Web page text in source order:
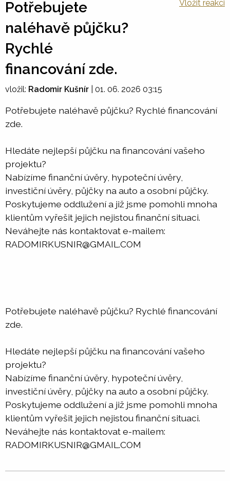
Potřebujete
naléhavě půjčku?
Rychlé
financování zde.
Vložit reakci
vložil: Radomir Kušnír 01. 06. 2026 03:15
Potřebujete naléhavě půjčku? Rychlé financování
zde.
Hledáte nejlepší půjčku na financování vašeho
projektu?
Nabízíme finanční úvěry, hypoteční úvěry,
investiční úvěry, půjčky na auto a osobní půjčky.
Poskytujeme oddlužení a již jsme pomohli mnoha
klientům vyřešit jejich nejistou finanční situaci.
Neváhejte nás kontaktovat e-mailem:
RADOMIRKUSNIR@GMAIL.COM
Potřebujete naléhavě půjčku? Rychlé financování
zde.
Hledáte nejlepší půjčku na financování vašeho
projektu?
Nabízíme finanční úvěry, hypoteční úvěry,
investiční úvěry, půjčky na auto a osobní půjčky.
Poskytujeme oddlužení a již jsme pomohli mnoha
klientům vyřešit jejich nejistou finanční situaci.
Neváhejte nás kontaktovat e-mailem:
RADOMIRKUSNIR@GMAIL.COM